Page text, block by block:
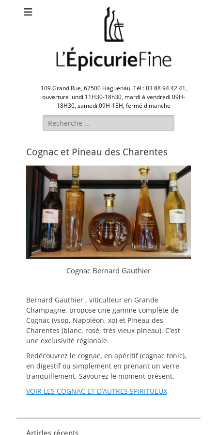
109 Grand Rue, 67500 Haguenau. Tél : 03 88 94 42 41,
ouverture lundi 11H30-18h30, mardi à vendredi 09H-
18H30, samedi 09H-18H, fermé dimanche
Rechercher :
Cognac et Pineau des Charentes
Cognac Bernard Gauthier
Bernard Gauthier , viticulteur en Grande
Champagne, propose une gamme complète de
Cognac (vsop, Napoléon, xo) et Pineau des
Charentes (blanc, rosé, très vieux pineau). C’est
une exclusivité régionale.
Redécouvrez le cognac, en apéritif (cognac tonic),
en digestif ou simplement en prenant un verre
tranquillement. Savourez le moment présent.
VOIR LES COGNAC ET D’AUTRES SPIRITUEUX
Articles récents